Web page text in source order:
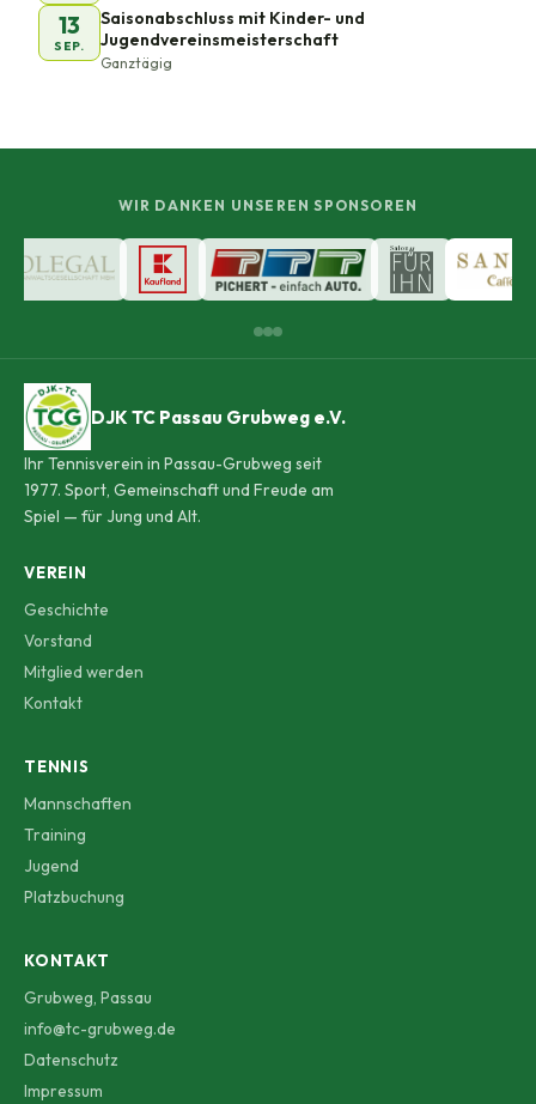
13
SEP.
Saisonabschluss mit Kinder- und
Jugendvereinsmeisterschaft
Ganztägig
WIR DANKEN UNSEREN SPONSOREN
DJK TC Passau Grubweg e.V.
Ihr Tennisverein in Passau-Grubweg seit
1977. Sport, Gemeinschaft und Freude am
Spiel — für Jung und Alt.
VEREIN
Geschichte
Vorstand
Mitglied werden
Kontakt
TENNIS
Mannschaften
Training
Jugend
Platzbuchung
KONTAKT
Grubweg, Passau
info@tc-grubweg.de
Datenschutz
Impressum